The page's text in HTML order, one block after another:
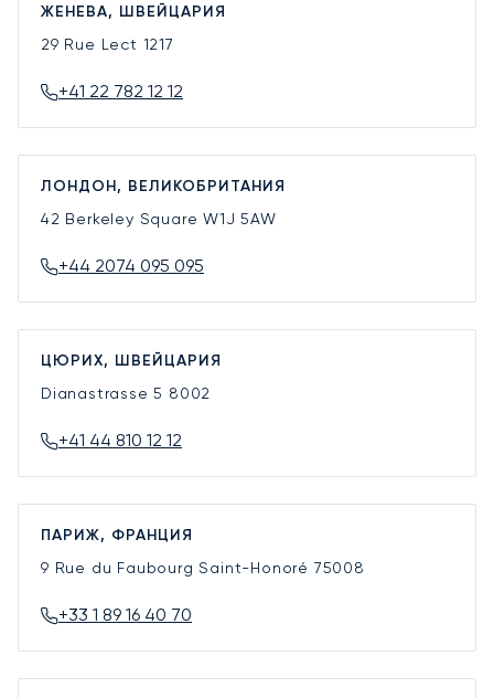
ЖЕНЕВА, ШВЕЙЦАРИЯ
29 Rue Lect 1217
+41 22 782 12 12
ЛОНДОН, ВЕЛИКОБРИТАНИЯ
42 Berkeley SquareW1J 5AW
+44 2074 095 095
ЦЮРИХ, ШВЕЙЦАРИЯ
Dianastrasse 5 8002
+41 44 810 12 12
ПАРИЖ, ФРАНЦИЯ
9 Rue du Faubourg Saint-Honoré 75008
+33 1 89 16 40 70